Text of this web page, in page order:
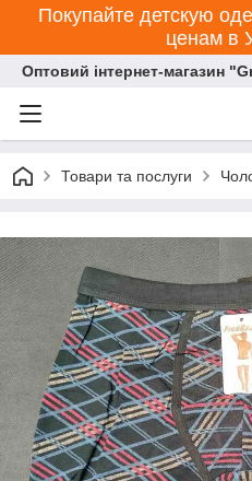
Покупайте детскую
ценам в
Оптовий інтернет-магазин
Товари та послуги